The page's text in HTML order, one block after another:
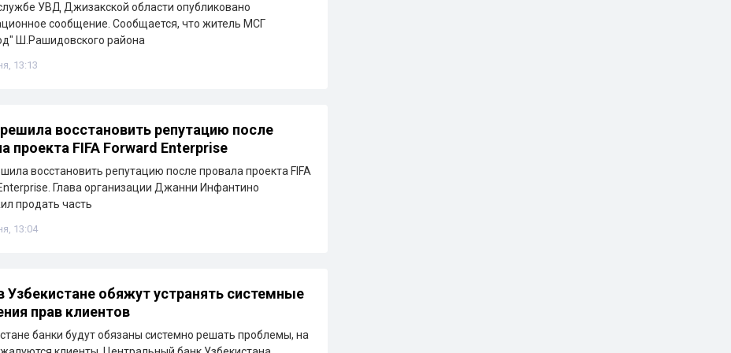
УВД Джизакской области опубликовано
сообщение. Сообщается, что житель МСГ
Ш.Рашидовского района
13:13
восстановить репутацию после
проекта FIFA Forward Enterprise
восстановить репутацию после провала проекта FIFA
Глава организации Джанни Инфантино
продать часть
13:04
Узбекистане обяжут устранять системные
прав клиентов
банки будут обязаны системно решать проблемы, на